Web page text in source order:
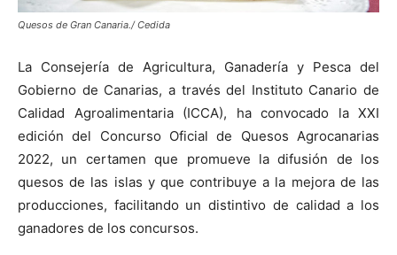
Quesos de Gran Canaria./ Cedida
La Consejería de Agricultura, Ganadería y Pesca del
Gobierno de Canarias, a través del Instituto Canario de
Calidad Agroalimentaria (ICCA), ha convocado la XXI
edición del Concurso Oficial de Quesos Agrocanarias
2022, un certamen que promueve la difusión de los
quesos de las islas y que contribuye a la mejora de las
producciones, facilitando un distintivo de calidad a los
ganadores de los concursos.